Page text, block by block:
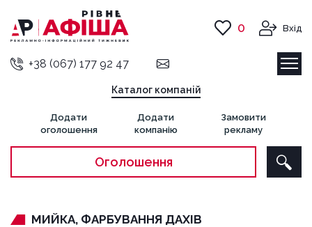
+38 (067) 177 92 47
Каталог компаній
Додати
оголошення
Додати
компанію
Замовити
рекламу
Оголошення
0 Вхід
МИЙКА, ФАРБУВАННЯ ДАХІВ